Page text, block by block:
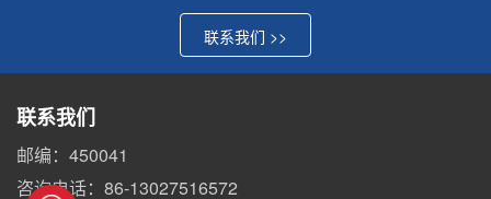
联系我们 >>
联系我们
邮编：450041
咨询电话：86-13027516572